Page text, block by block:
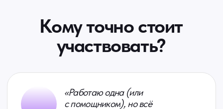
Боитесь нанять помощника —
страшно, что не потянете
финансово
Клиенты — только по сарафану,
забываете, догоняете,
доделываете